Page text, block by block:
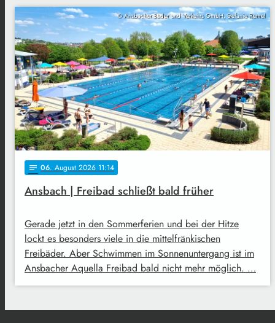
© Ansbacher Bäder und Verkehrs GmbH, Stefanie Remel
notes 06. August 2026 11:14
Ansbach | Freibad schließt bald früher
Gerade jetzt in den Sommerferien und bei der Hitze
lockt es besonders viele in die mittelfränkischen
Freibäder. Aber Schwimmen im Sonnenuntergang ist im
Ansbacher Aquella Freibad bald nicht mehr möglich. …